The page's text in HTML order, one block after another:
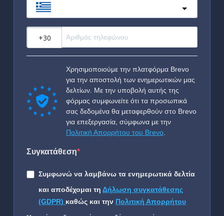
Χρησιμοποιούμε την πλατφόρμα Brevo
για την αποστολή των ενημερωτικών μας
δελτίων. Με την υποβολή αυτής της
φόρμας συμφωνείτε ότι τα προσωπικά
σας δεδομένα θα μεταφερθούν στο Brevo
για επεξεργασία, σύμφωνα με την
Πολιτική Απορρήτου του Brevo
Συγκατάθεση
Συμφωνώ να λαμβάνω τα ενημερωτικά δελτία
και αποδέχομαι τη Δήλωση συγκατάθεσης
(GDPR) καθώς και την Πολιτική Απορρήτου